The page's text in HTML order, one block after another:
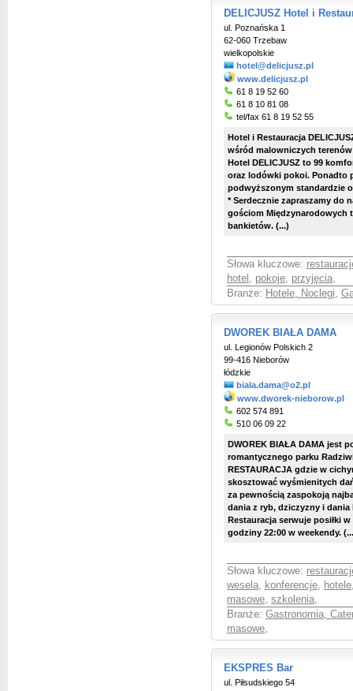
DELICJUSZ Hotel i
ul. Poznańska 1
62-060 Trzebaw
wielkopolskie
hotel@delicjusz.pl
www.delicjusz.pl
61 8 19 52 60
61 8 10 81 08
tel/fax 61 8 19 52 55
Hotel i Restauracja
wśród malowniczych
Hotel DELICJUSZ to 99
oraz lodówki pokoi. Ponadto
podwyższonym standardzie
* Serdecznie zapraszamy do
gościom Międzynarodowych
bankietów. (...)
Słowa kluczowe:
hotel , pokoje, przyjęcia,
Branże: Hotele, Noclegi,
DWOREK BIAŁA DAMA
ul. Legionów Polskich 2
99-416 Nieborów
łódzkie
biala.dama@o2.pl
www.dworek-nieborow.pl
602 574 891
510 06 09 22
DWOREK BIAŁA DAMA jest
romantycznego parku
RESTAURACJA gdzie w
skosztować wyśmienitych
za pewnością zaspokoją
dania z ryb, dziczyzny i
Restauracja serwuje posiłki
godziny 22:00 w weekendy.
Słowa kluczowe:
wesela, konferencje, hotele
masowe, szkolenia,
Branże: Gastronomia,
masowe,
EKSPRES Bar
ul. Piłsudskiego 54